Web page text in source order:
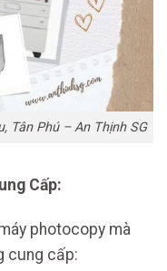
Tân Phú – An Thịnh SG
Cấp:
photocopy mà
cung cấp: